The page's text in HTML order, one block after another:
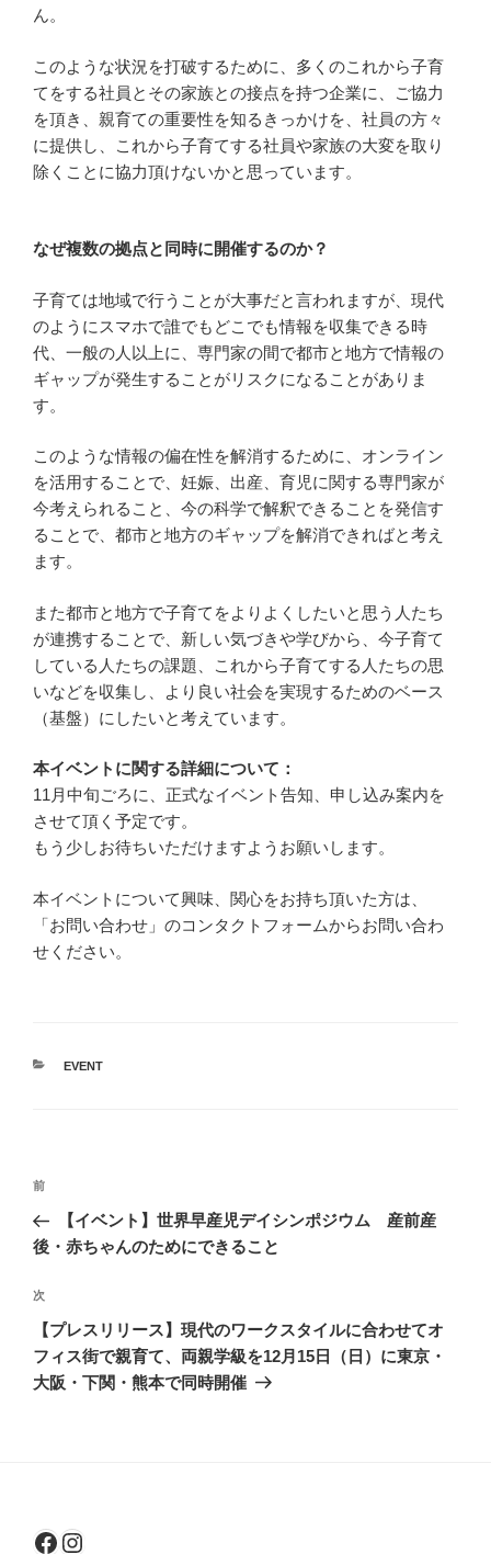
ん。
このような状況を打破するために、多くのこれから子育
てをする社員とその家族との接点を持つ企業に、ご協力
を頂き、親育ての重要性を知るきっかけを、社員の方々
に提供し、これから子育てする社員や家族の大変を取り
除くことに協力頂けないかと思っています。
なぜ複数の拠点と同時に開催するのか？
子育ては地域で行うことが大事だと言われますが、現代
のようにスマホで誰でもどこでも情報を収集できる時
代、一般の人以上に、専門家の間で都市と地方で情報の
ギャップが発生することがリスクになることがありま
す。
このような情報の偏在性を解消するために、オンライン
を活用することで、妊娠、出産、育児に関する専門家が
今考えられること、今の科学で解釈できることを発信す
ることで、都市と地方のギャップを解消できればと考え
ます。
また都市と地方で子育てをよりよくしたいと思う人たち
が連携することで、新しい気づきや学びから、今子育て
している人たちの課題、これから子育てする人たちの思
いなどを収集し、より良い社会を実現するためのベース
（基盤）にしたいと考えています。
本イベントに関する詳細について：
11月中旬ごろに、正式なイベント告知、申し込み案内を
させて頂く予定です。
もう少しお待ちいただけますようお願いします。
本イベントについて興味、関心をお持ち頂いた方は、
「お問い合わせ」のコンタクトフォームからお問い合わ
せください。
カ
EVENT
投
ナ
ゲ
ー
シ
ョ
前
の
投
前
【イベント】世界早産児デイシンポジウム 産前産
後・赤ちゃんのためにできること
次
の
投
稿
次
【プレスリリース】現代のワークスタイルに合わせてオ
フィス街で親育て、両親学級を12月15日（日）に東京・
大阪・下関・熊本で同時開催
Facebook
Instagram